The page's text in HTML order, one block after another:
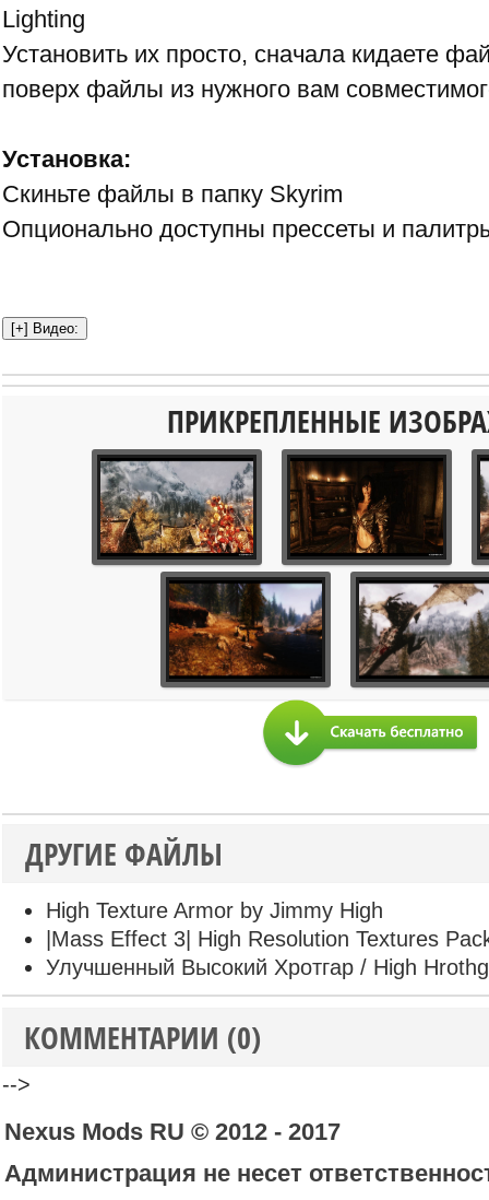
Lighting
Установить их просто, сначала кидаете
поверх файлы из нужного вам
Установка:
Скиньте файлы в папку Skyrim
Опционально доступны прессеты и
ПРИКРЕПЛЕННЫЕ
ДРУГИЕ ФАЙЛЫ
High Texture Armor by Jimmy High
|Mass Effect 3| High Resolution Textures
Улучшенный Высокий Хротгар / High
КОММЕНТАРИИ (0)
-->
Nexus Mods RU © 2012 - 2017
Администрация не несет